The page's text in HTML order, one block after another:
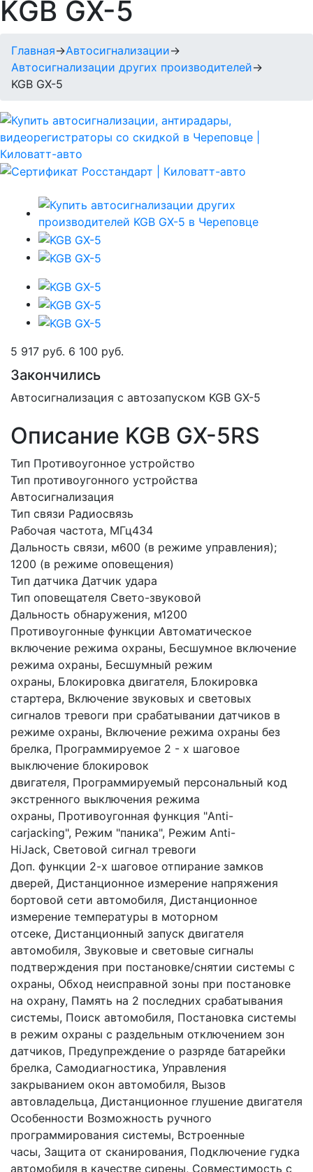
KGB GX-5
Главная→Автосигнализации→
Автосигнализации других производителей→
KGB GX-5
5 917 руб. 6 100 руб.
Закончились
Автосигнализация с автозапуском KGB GX-5
Описание KGB GX-5RS
Тип Противоугонное устройство
Тип противоугонного устройства
Автосигнализация
Тип связи Радиосвязь
Рабочая частота, МГц434
Дальность связи, м600 (в режиме управления);
1200 (в режиме оповещения)
Тип датчика Датчик удара
Тип оповещателя Свето-звуковой
Дальность обнаружения, м1200
Противоугонные функции Автоматическое
включение режима охраны, Бесшумное включение
режима охраны, Бесшумный режим
охраны, Блокировка двигателя, Блокировка
стартера, Включение звуковых и световых
сигналов тревоги при срабатывании датчиков в
режиме охраны, Включение режима охраны без
брелка, Программируемое 2 - х шаговое
выключение блокировок
двигателя, Программируемый персональный код
экстренного выключения режима
охраны, Противоугонная функция "Anti-
carjacking", Режим "паника", Режим Anti-
HiJack, Световой сигнал тревоги
Доп. функции 2-х шаговое отпирание замков
дверей, Дистанционное измерение напряжения
бортовой сети автомобиля, Дистанционное
измерение температуры в моторном
отсеке, Дистанционный запуск двигателя
автомобиля, Звуковые и световые сигналы
подтверждения при постановке/снятии системы с
охраны, Обход неисправной зоны при постановке
на охрану, Память на 2 последних срабатывания
системы, Поиск автомобиля, Постановка системы
в режим охраны с раздельным отключением зон
датчиков, Предупреждение о разряде батарейки
брелка, Самодиагностика, Управления
закрыванием окон автомобиля, Вызов
автовладельца, Дистанционное глушение двигателя
Особенности Возможность ручного
программирования системы, Встроенные
часы, Защита от сканирования, Подключение гудка
автомобиля в качестве сирены, Совместимость с